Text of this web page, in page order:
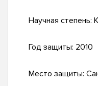
Научная степень:
Год защиты: 2010
Место защиты: